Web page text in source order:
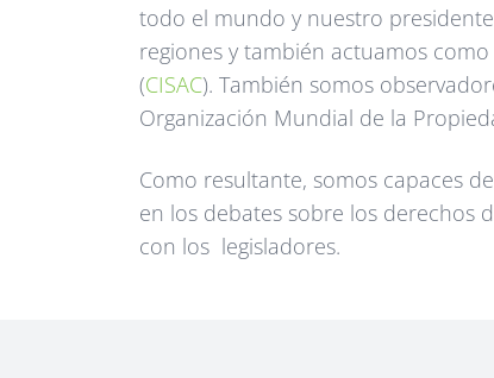
todo el mundo y nuestro
regiones y también actuamos
(CISAC). También somos
Organización Mundial de la
Como resultante, somos capaces
en los debates sobre los derechos
con los legisladores.